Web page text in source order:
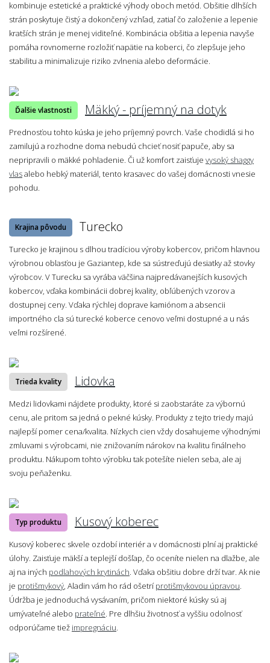
kombinuje estetické a praktické výhody oboch metód. Obšitie dlhších
strán poskytuje čistý a dokončený vzhľad, zatiaľ čo založenie a lepenie
kratších strán je menej viditeľné. Kombinácia obšitia a lepenia navyše
pomáha rovnomerne rozložiť napätie na koberci, čo zlepšuje jeho
stabilitu a minimalizuje riziko zvlnenia alebo deformácie.
Ďalšie vlastnosti Mäkký - príjemný na dotyk
Prednosťou tohto kúska je jeho príjemný povrch. Vaše chodidlá si ho
zamilujú a rozhodne doma nebudú chcieť nosiť papuče, aby sa
nepripravili o mäkké pohladenie. Či už komfort zaisťuje vysoký shaggy
vlasalebo hebký materiál, tento krasavec do vašej domácnosti vnesie
pohodu.
Krajina pôvodu Turecko
Turecko je krajinou s dlhou tradíciou výroby kobercov, pričom hlavnou
výrobnou oblasťou je Gaziantep, kde sa sústreďujú desiatky až stovky
výrobcov. V Turecku sa vyrába väčšina najpredávanejších kusových
kobercov, vďaka kombinácii dobrej kvality, obľúbených vzorov a
dostupnej ceny. Vďaka rýchlej doprave kamiónom a absencii
importného cla sú turecké koberce cenovo veľmi dostupné a u nás
veľmi rozšírené.
Trieda kvality Lidovka
Medzi lidovkami nájdete produkty, ktoré si zaobstaráte za výbornú
cenu, ale pritom sa jedná o pekné kúsky. Produkty z tejto triedy majú
najlepší pomer cena/kvalita. Nízkych cien vždy dosahujeme výhodnými
zmluvami s výrobcami, nie znižovaním nárokov na kvalitu finálneho
produktu. Nákupom tohto výrobku tak potešíte nielen seba, ale aj
svoju peňaženku.
Typ produktu Kusový koberec
Kusový koberec skvele ozdobí interiér a v domácnosti plní aj praktické
úlohy. Zaisťuje mäkší a teplejší došľap, čo oceníte nielen na dlažbe, ale
aj na iných podlahových krytinách . Vďaka obšitiu dobre drží tvar. Ak nie
je protišmykový , Aladin vám ho rád ošetríprotišmykovou úpravou
Údržba je jednoduchá vysávaním, pričom niektoré kúsky sú aj
umývateľné alebo prateľné . Pre dlhšiu životnosť a vyššiu odolnosť
odporúčame tiež impregnáciu